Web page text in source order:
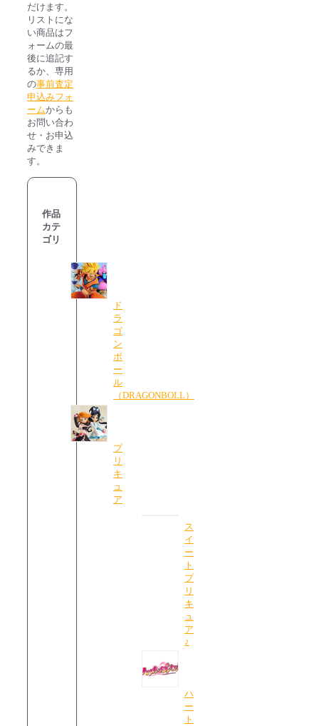
だけます。
リストにな
い商品はフ
ォームの最
後に追記す
るか、専用
の事前査定
申込みフォ
ームからも
お問い合わ
せ・お申込
みできま
す。
作品
カテ
ゴリ
ド
ラ
ゴ
ン
ボ
ー
ル
（DRAGONBOLL）
プ
リ
キ
ュ
ア
ス
イ
ー
ト
プ
リ
キ
ュ
ア
♪
ハ
ー
ト